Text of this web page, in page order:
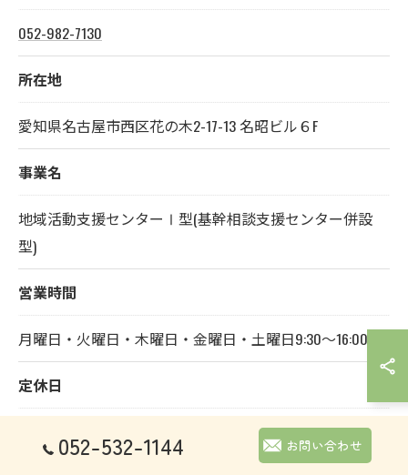
052-982-7130
所在地
愛知県名古屋市西区花の木2-17-13 名昭ビル６F
事業名
地域活動支援センターⅠ型(基幹相談支援センター併設
型)
営業時間
月曜日・火曜日・木曜日・金曜日・土曜日9:30～16:00
定休日
水曜日・日曜日、祝日、年末年始は休み
052-532-1144 お問い合わせ